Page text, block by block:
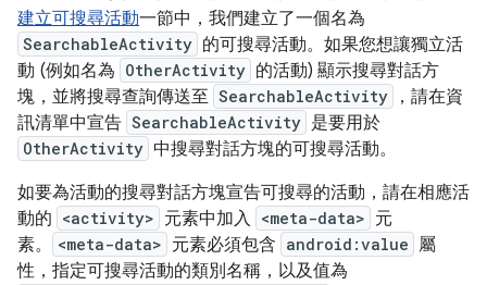
建立可搜尋活動一節中，我們建立了一個名為
SearchableActivity 的可搜尋活動。如果您想讓獨立活
動 (例如名為 OtherActivity 的活動) 顯示搜尋對話方
塊，並將搜尋查詢傳送至 SearchableActivity
，請在資
訊清單中宣告 SearchableActivity 是要用於
OtherActivity 中搜尋對話方塊的可搜尋活動。
如要為活動的搜尋對話方塊宣告可搜尋的活動，請在相應活
動的 <activity> 元素中加入 <meta-data> 元
素。
<meta-data> 元素必須包含 android:value 屬
性，指定可搜尋活動的類別名稱，以及值為